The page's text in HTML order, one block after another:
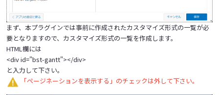
まず、本プラグインでは事前に作成されたカスタマイズ形式の一覧が必
要となりますので、カスタマイズ形式の一覧を作成します。
HTML欄には
<div id="bst-gantt"></div>
と入力して下さい。
「ページネーションを表示する」のチェックは外して下さい。